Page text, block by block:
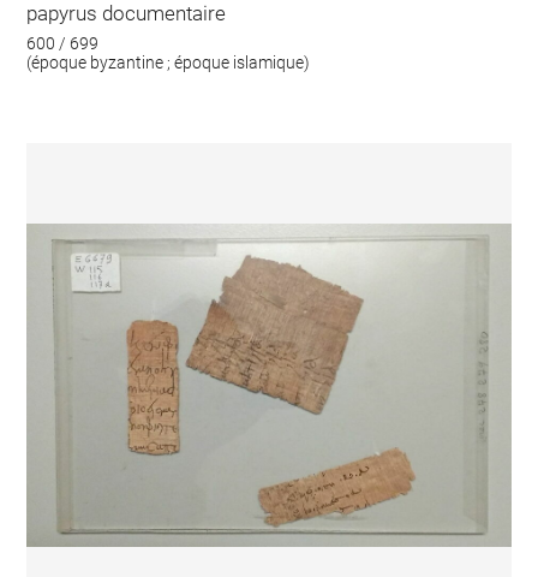
papyrus documentaire
600 / 699
(époque byzantine ; époque islamique)